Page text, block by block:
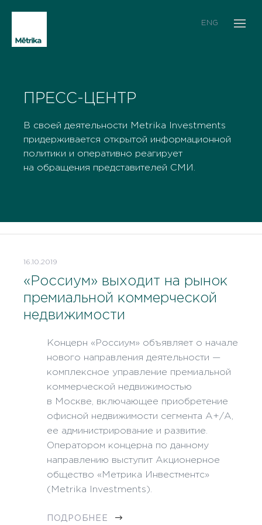
ПРЕСС-ЦЕНТР
В своей деятельности Metrika Investments
придерживается открытой информационной
политики и оперативно реагирует
на обращения представителей СМИ.
16.10.2019
«Россиум» выходит на рынок
премиальной коммерческой
недвижимости
Концерн «Россиум» объявляет о начале
нового направления деятельности —
комплексное управление премиальной
коммерческой недвижимостью
в Москве, включающее приобретение
офисной недвижимости сегмента А+/А,
ее администрирование и развитие.
Оператором концерна по данному
направлению выступит Акционерное
общество «Метрика Инвестментс»
(Metrika Investments).
ПОДРОБНЕЕ
ENG